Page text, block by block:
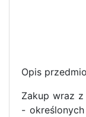
Opis
Zakup wraz
-